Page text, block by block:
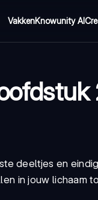
VakkenKnowunity AI
deeltjes en
in jouw lichaam